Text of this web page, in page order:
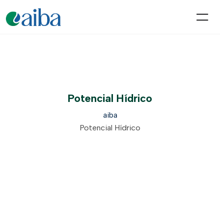
Potencial Hídrico
aiba
Potencial Hídrico